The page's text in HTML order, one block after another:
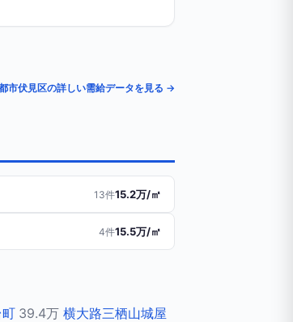
市伏見区の詳しい需給データを見る →
13件15.2万/㎡
4件15.5万/㎡
39.4万 横大路三栖山城屋